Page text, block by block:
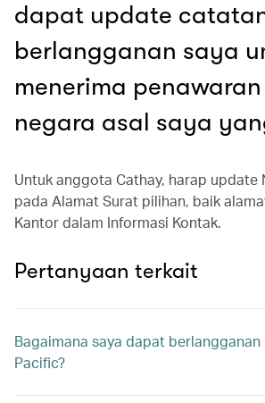
dapat update
berlangganan saya
menerima
negara asal saya
Untuk anggota Cathay, harap update
pada Alamat Surat pilihan, baik
Kantor dalam Informasi Kontak.
Pertanyaan terkait
Bagaimana saya dapat
Pacific?